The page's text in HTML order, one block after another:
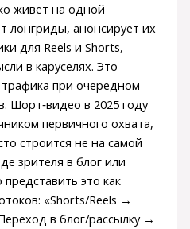
живёт на одной
лонгриды, анонсирует их
для Reels и Shorts,
в каруселях. Это
при очередном
Шорт‑видео в 2025 году
первичного охвата,
строится не на самой
зрителя в блог или
это как
«Shorts/Reels →
в блог/рассылку →